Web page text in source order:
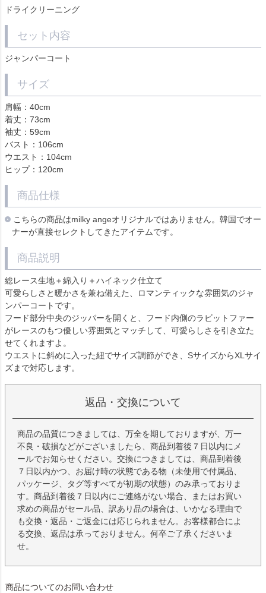
ドライクリーニング
セット内容
ジャンパーコート
サイズ
肩幅：40cm
着丈：73cm
袖丈：59cm
バスト：106cm
ウエスト：104cm
ヒップ：120cm
商品仕様
こちらの商品はmilky angeオリジナルではありません。韓国でオー
ナーが直接セレクトしてきたアイテムです。
商品説明
総レース生地＋綿入り＋ハイネック仕立て
可愛らしさと暖かさを兼ね備えた、ロマンティックな雰囲気のジャ
ンパーコートです。
フード部分中央のジッパーを開くと、フード内側のラビットファー
がレースのもつ優しい雰囲気とマッチして、可愛らしさを引き立た
せてくれますよ。
ウエストに斜めに入った紐でサイズ調節ができ、SサイズからXLサイ
ズまで対応します。
返品・交換について
商品の品質につきましては、万全を期しておりますが、万一
不良・破損などがございましたら、商品到着後７日以内にメ
ールでお知らせください。交換につきましては、商品到着後
７日以内かつ、お届け時の状態である物（未使用で付属品、
パッケージ、タグ等すべてが初期の状態）のみ承っておりま
す。商品到着後７日以内にご連絡がない場合、またはお買い
求めの商品がセール品、訳あり品の場合は、いかなる理由で
も交換・返品・ご返金には応じられません。お客様都合によ
る交換、返品は承っておりません。何卒ご了承くださいま
せ。
商品についてのお問い合わせ